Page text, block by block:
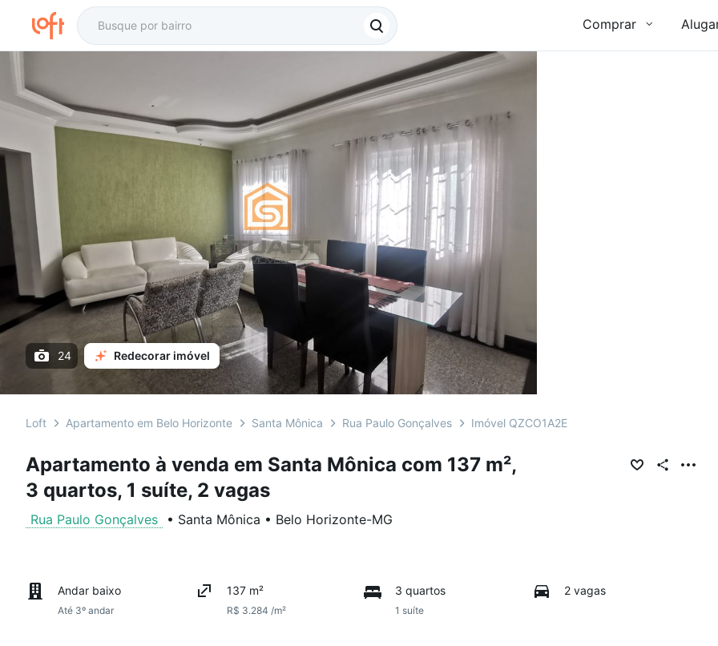
Comprar
24 Redecorar imóvel
Loft Apartamento em Belo Horizonte Santa Mônica Rua Paulo Gonçalves Imóvel QZCO1A2E
Apartamento à venda em Santa Mônica com 137 m²,
3 quartos, 1 suíte, 2 vagas
Rua Paulo Gonçalves • Santa Mônica • Belo Horizonte-MG
Andar baixo
Até 3º andar
137 m²
R$ 3.284 /m²
3 quartos
1 suíte
2 vagas